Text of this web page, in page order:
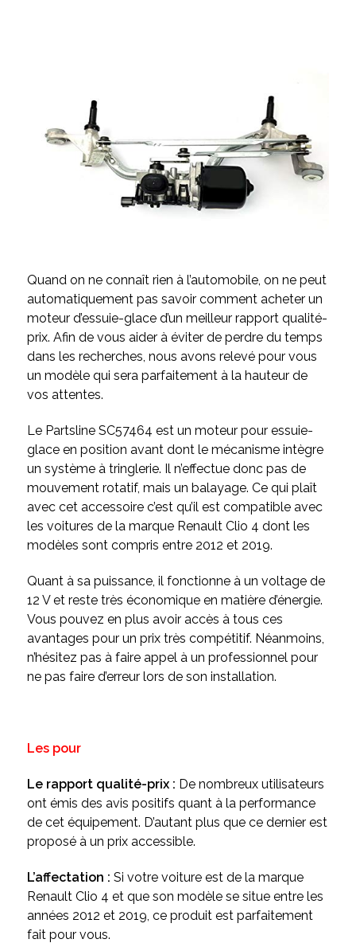
Quand on ne connaît rien à l’automobile, on ne peut
automatiquement pas savoir comment acheter un
moteur d’essuie-glace d’un meilleur rapport qualité-
prix. Afin de vous aider à éviter de perdre du temps
dans les recherches, nous avons relevé pour vous
un modèle qui sera parfaitement à la hauteur de
vos attentes.
Le Partsline SC57464 est un moteur pour essuie-
glace en position avant dont le mécanisme intègre
un système à tringlerie. Il n’effectue donc pas de
mouvement rotatif, mais un balayage. Ce qui plaît
avec cet accessoire c’est qu’il est compatible avec
les voitures de la marque Renault Clio 4 dont les
modèles sont compris entre 2012 et 2019.
Quant à sa puissance, il fonctionne à un voltage de
12 V et reste très économique en matière d’énergie.
Vous pouvez en plus avoir accès à tous ces
avantages pour un prix très compétitif. Néanmoins,
n’hésitez pas à faire appel à un professionnel pour
ne pas faire d’erreur lors de son installation.
Les pour
Le rapport qualité-prix : De nombreux utilisateurs
ont émis des avis positifs quant à la performance
de cet équipement. D’autant plus que ce dernier est
proposé à un prix accessible.
L’affectation : Si votre voiture est de la marque
Renault Clio 4 et que son modèle se situe entre les
années 2012 et 2019, ce produit est parfaitement
fait pour vous.